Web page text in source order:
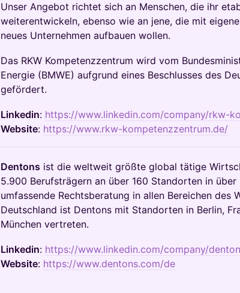
Unser Angebot richtet sich an Menschen, die ihr
weiterentwickeln, ebenso wie an jene, die mit
neues Unternehmen aufbauen wollen.
Das RKW Kompetenzzentrum wird vom
Energie (BMWE) aufgrund eines Beschlusses des
gefördert.
Linkedin: https://www.linkedin.com/company/rkw-
Website: https://www.rkw-kompetenzzentrum.de/
Dentons ist die weltweit größte global tätige
5.900 Berufsträgern an über 160 Standorten in
umfassende Rechtsberatung in allen Bereichen des
Deutschland ist Dentons mit Standorten in Berlin,
München vertreten.
Linkedin: https://www.linkedin.com/company/
Website: https://www.dentons.com/de